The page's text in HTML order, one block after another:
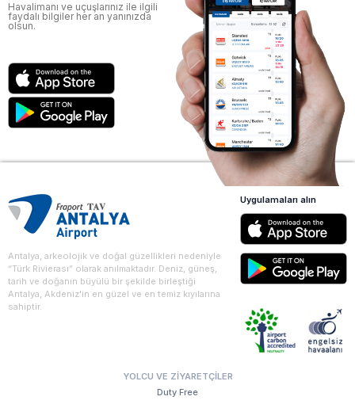
Havalimanı ve uçuşlarınız ile ilgili
faydalı bilgiler her an yanınızda
olsun.
Antalya, arkeolojik ve doğal güzellikleri nedeniyle
“Türk Rivierası” olarak anılmaktadır. Deniz, güneş,
tarih ve doğanın büyülü bir şekilde birleştiği
Antalya, Akdeniz'in en güzel ve en temiz kıyılarına
sahiptir.
YOLCU VE ZIYARETÇILER
Duty Free
Uygulamaları alın